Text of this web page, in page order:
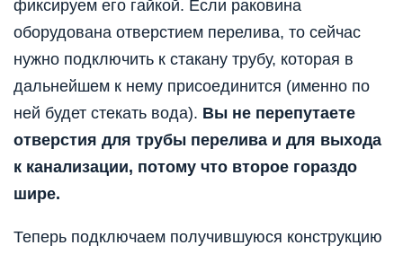
фиксируем его гайкой. Если раковина
оборудована отверстием перелива, то сейчас
нужно подключить к стакану трубу, которая в
дальнейшем к нему присоединится (именно по
ней будет стекать вода). Вы не перепутаете
отверстия для трубы перелива и для выхода
к канализации, потому что второе гораздо
шире.
Теперь подключаем получившуюся конструкцию